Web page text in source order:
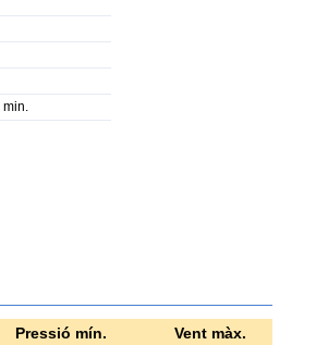
Pressió mín. Vent màx.